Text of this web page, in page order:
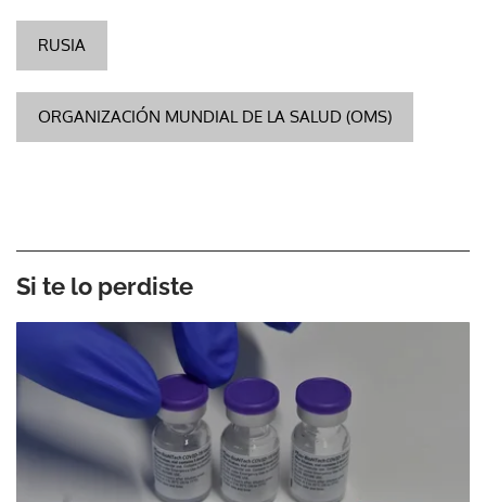
RUSIA
ORGANIZACIÓN MUNDIAL DE LA SALUD (OMS)
Si te lo perdiste